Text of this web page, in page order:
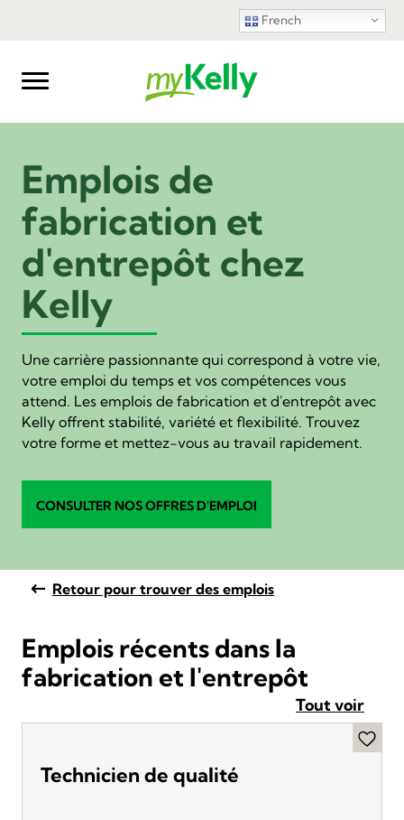
French
Emplois de
fabrication et
d'entrepôt chez
Kelly
Une carrière passionnante qui correspond à votre vie,
votre emploi du temps et vos compétences vous
attend. Les emplois de fabrication et d'entrepôt avec
Kelly offrent stabilité, variété et flexibilité. Trouvez
votre forme et mettez-vous au travail rapidement.
CONSULTER NOS OFFRES D'EMPLOI
Retour pour trouver des emplois
Emplois récents dans la
fabrication et l'entrepôt
Tout voir
Technicien de qualité